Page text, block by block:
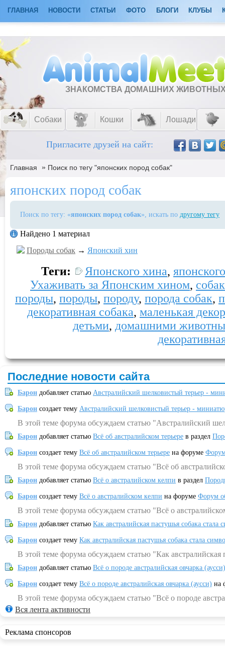
ГЛАВНАЯ НОВОСТИ СТАТЬИ ФОТО БЛОГИ КЛУБЫ
ЗНАКОМСТВА ДОМАШНИХ
Собаки Кошки Лошади
Пригласите друзей на сайт:
Главная » Поиск по тегу "японских пород собак"
японских пород собак
Поиск по тегу: «японских пород собак», искать по другому тегу
Найдено 1 материал
Породы собак → Японский хин
Теги: Японского хина, японского
Ухаживать за Японским хином,
породы, породы, породу, порода собак,
декоративная собака, маленькая
детьми, домашними
Последние новости сайта
Барон добавляет статью Австралийский шелковистый терьер -
Барон создает тему Австралийский шелковистый терьер -
В этой теме форума обсуждаем статью "Австралийский
Барон добавляет статью Всё об австралийском терьере в раздел
Барон создает тему Всё об австралийском терьере на форуме
В этой теме форума обсуждаем статью "Всё об
Барон добавляет статью Всё о австралийском келпи в раздел
Барон создает тему Всё о австралийском келпи на форуме Форум
В этой теме форума обсуждаем статью "Всё о
Барон добавляет статью Как австралийская пастушья собака
Барон создает тему Как австралийская пастушья собака стала
В этой теме форума обсуждаем статью "Как
Барон добавляет статью Всё о породе австралийская овчарка (аусси)
Барон создает тему Всё о породе австралийская овчарка (аусси) на
В этой теме форума обсуждаем статью "Всё о породе
Вся лента активности
Реклама спонсоров